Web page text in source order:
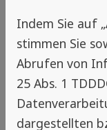
Hinweis
Nähe
Indem Sie auf
stimmen Sie
Abrufen von
25 Abs. 1
dargestellten